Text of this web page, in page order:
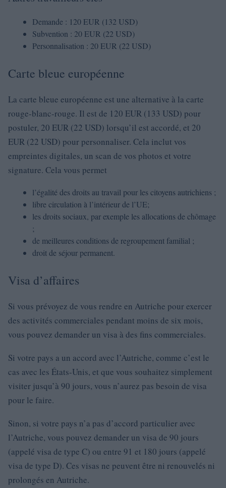
Demande : 120 EUR (132 USD)
Subvention : 20 EUR (22 USD)
Personnalisation : 20 EUR (22 USD)
Carte bleue européenne
La carte bleue européenne est une alternative à la carte
rouge-blanc-rouge. Il est de 120 EUR (133 USD) pour
postuler, 20 EUR (22 USD) lorsqu’il est accordé, et 20
EUR (22 USD) pour personnaliser. Cela inclut vos
empreintes digitales, un scan de vos photos et votre
signature. Cela vous permet
l’égalité des droits au travail pour les citoyens autrichiens ;
libre circulation à l’intérieur de l’UE;
les droits sociaux, par exemple les allocations de chômage
;
de meilleures conditions de regroupement familial ;
droit de séjour permanent.
Visa d’affaires
Si vous prévoyez de vous rendre en Autriche pour exercer
des activités commerciales pendant moins de six mois,
vous pouvez demander un visa à des fins commerciales.
Si votre pays a un accord avec l’Autriche, comme c’est le
cas avec les États-Unis, et que vous souhaitez simplement
visiter jusqu’à 90 jours, vous n’aurez pas besoin de visa
pour le faire.
Sinon, si votre pays n’a pas d’accord particulier avec
l’Autriche, vous pouvez demander un visa de 90 jours
(appelé visa de type C) ou entre 91 et 180 jours (appelé
visa de type D). Ces visas ne peuvent être ni renouvelés ni
prolongés en Autriche.